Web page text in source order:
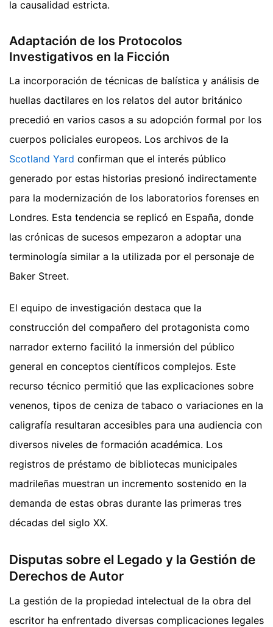
la causalidad estricta.
Adaptación de los Protocolos
Investigativos en la Ficción
La incorporación de técnicas de balística y análisis de
huellas dactilares en los relatos del autor británico
precedió en varios casos a su adopción formal por los
cuerpos policiales europeos. Los archivos de la
Scotland Yard confirman que el interés público
generado por estas historias presionó indirectamente
para la modernización de los laboratorios forenses en
Londres. Esta tendencia se replicó en España, donde
las crónicas de sucesos empezaron a adoptar una
terminología similar a la utilizada por el personaje de
Baker Street.
El equipo de investigación destaca que la
construcción del compañero del protagonista como
narrador externo facilitó la inmersión del público
general en conceptos científicos complejos. Este
recurso técnico permitió que las explicaciones sobre
venenos, tipos de ceniza de tabaco o variaciones en la
caligrafía resultaran accesibles para una audiencia con
diversos niveles de formación académica. Los
registros de préstamo de bibliotecas municipales
madrileñas muestran un incremento sostenido en la
demanda de estas obras durante las primeras tres
décadas del siglo XX.
Disputas sobre el Legado y la Gestión de
Derechos de Autor
La gestión de la propiedad intelectual de la obra del
escritor ha enfrentado diversas complicaciones legales